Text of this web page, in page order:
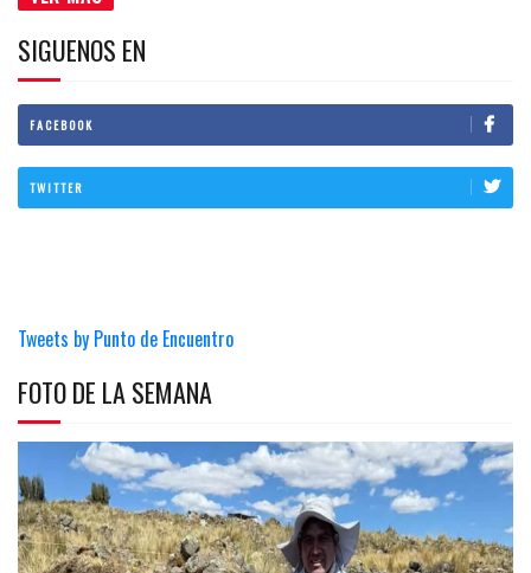
SIGUENOS EN
FACEBOOK
TWITTER
Tweets by Punto de Encuentro
FOTO DE LA SEMANA